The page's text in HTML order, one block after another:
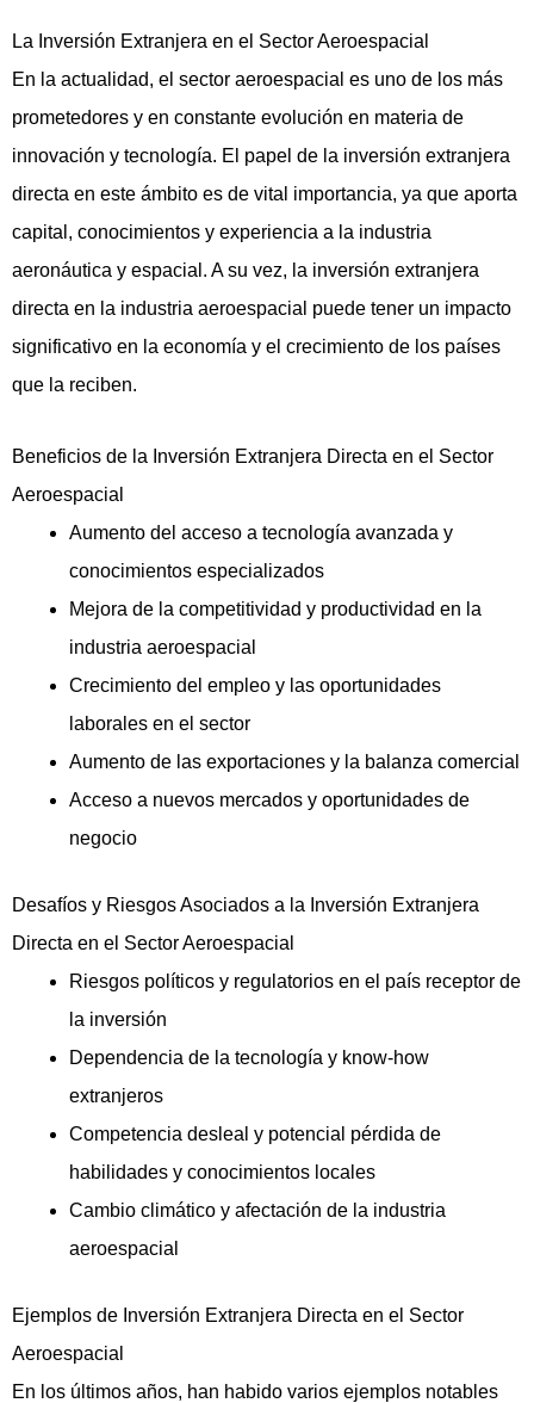
La Inversión Extranjera en el Sector Aeroespacial
En la actualidad, el sector aeroespacial es uno de los más
prometedores y en constante evolución en materia de
innovación y tecnología. El papel de la inversión extranjera
directa en este ámbito es de vital importancia, ya que aporta
capital, conocimientos y experiencia a la industria
aeronáutica y espacial. A su vez, la inversión extranjera
directa en la industria aeroespacial puede tener un impacto
significativo en la economía y el crecimiento de los países
que la reciben.
Beneficios de la Inversión Extranjera Directa en el Sector
Aeroespacial
Aumento del acceso a tecnología avanzada y
conocimientos especializados
Mejora de la competitividad y productividad en la
industria aeroespacial
Crecimiento del empleo y las oportunidades
laborales en el sector
Aumento de las exportaciones y la balanza comercial
Acceso a nuevos mercados y oportunidades de
negocio
Desafíos y Riesgos Asociados a la Inversión Extranjera
Directa en el Sector Aeroespacial
Riesgos políticos y regulatorios en el país receptor de
la inversión
Dependencia de la tecnología y know-how
extranjeros
Competencia desleal y potencial pérdida de
habilidades y conocimientos locales
Cambio climático y afectación de la industria
aeroespacial
Ejemplos de Inversión Extranjera Directa en el Sector
Aeroespacial
En los últimos años, han habido varios ejemplos notables